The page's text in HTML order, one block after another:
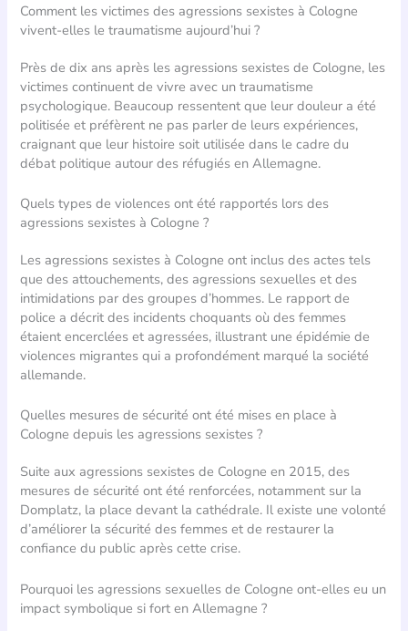
Comment les victimes des agressions sexistes à Cologne
vivent-elles le traumatisme aujourd’hui ?
Près de dix ans après les agressions sexistes de Cologne, les
victimes continuent de vivre avec un traumatisme
psychologique. Beaucoup ressentent que leur douleur a été
politisée et préfèrent ne pas parler de leurs expériences,
craignant que leur histoire soit utilisée dans le cadre du
débat politique autour des réfugiés en Allemagne.
Quels types de violences ont été rapportés lors des
agressions sexistes à Cologne ?
Les agressions sexistes à Cologne ont inclus des actes tels
que des attouchements, des agressions sexuelles et des
intimidations par des groupes d’hommes. Le rapport de
police a décrit des incidents choquants où des femmes
étaient encerclées et agressées, illustrant une épidémie de
violences migrantes qui a profondément marqué la société
allemande.
Quelles mesures de sécurité ont été mises en place à
Cologne depuis les agressions sexistes ?
Suite aux agressions sexistes de Cologne en 2015, des
mesures de sécurité ont été renforcées, notamment sur la
Domplatz, la place devant la cathédrale. Il existe une volonté
d’améliorer la sécurité des femmes et de restaurer la
confiance du public après cette crise.
Pourquoi les agressions sexuelles de Cologne ont-elles eu un
impact symbolique si fort en Allemagne ?